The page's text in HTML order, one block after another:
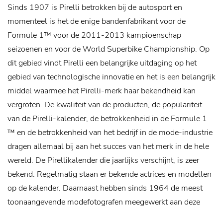
Sinds 1907 is Pirelli betrokken bij de autosport en
momenteel is het de enige bandenfabrikant voor de
Formule 1™ voor de 2011-2013 kampioenschap
seizoenen en voor de World Superbike Championship. Op
dit gebied vindt Pirelli een belangrijke uitdaging op het
gebied van technologische innovatie en het is een belangrijk
middel waarmee het Pirelli-merk haar bekendheid kan
vergroten. De kwaliteit van de producten, de populariteit
van de Pirelli-kalender, de betrokkenheid in de Formule 1
™ en de betrokkenheid van het bedrijf in de mode-industrie
dragen allemaal bij aan het succes van het merk in de hele
wereld. De Pirellikalender die jaarlijks verschijnt, is zeer
bekend. Regelmatig staan er bekende actrices en modellen
op de kalender. Daarnaast hebben sinds 1964 de meest
toonaangevende modefotografen meegewerkt aan deze